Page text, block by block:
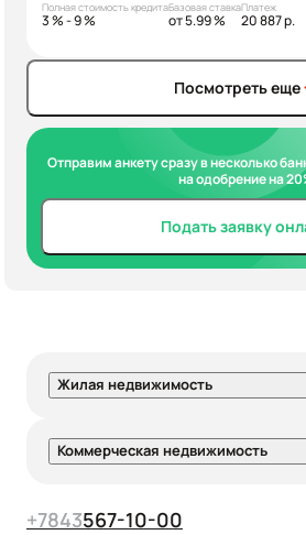
Полная стоимость кредита
3 % - 9 %
Базовая ставка
от 5.99 %
Платеж
20 887 р.
Посмотреть еще
Отправим анкету сразу в несколько
на одобрение на
Подать заявку
Жилая недвижимость
Коммерческая недвижимость
+7843567-10-00